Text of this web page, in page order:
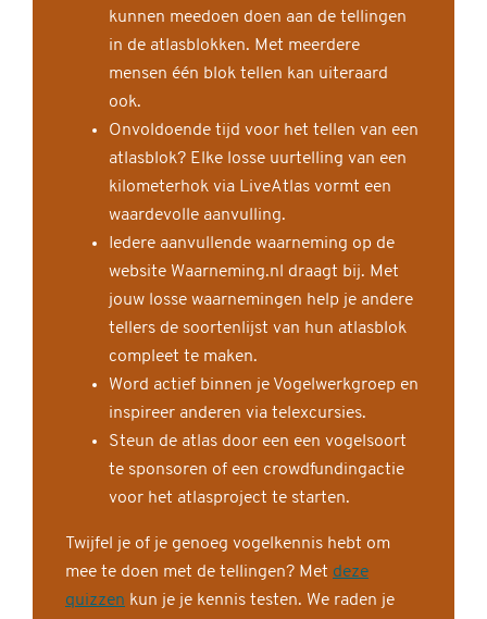
kunnen meedoen doen aan de tellingen
in de atlasblokken. Met meerdere
mensen één blok tellen kan uiteraard
ook.
Onvoldoende tijd voor het tellen van een
atlasblok? Elke losse uurtelling van een
kilometerhok via LiveAtlas vormt een
waardevolle aanvulling.
Iedere aanvullende waarneming op de
website Waarneming.nl draagt bij. Met
jouw losse waarnemingen help je andere
tellers de soortenlijst van hun atlasblok
compleet te maken.
Word actief binnen je Vogelwerkgroep en
inspireer anderen via telexcursies.
Steun de atlas door een een vogelsoort
te sponsoren of een crowdfundingactie
voor het atlasproject te starten.
Twijfel je of je genoeg vogelkennis hebt om
mee te doen met de tellingen? Met deze
quizzen kun je je kennis testen. We raden je